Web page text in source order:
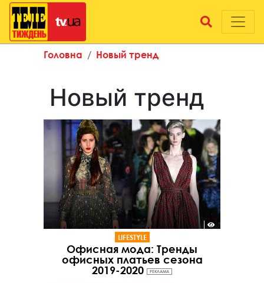
Головна Новый тренд
Новый тренд
LIFESTYLE
Офисная мода: Тренды
офисных платьев сезона
2019-2020
РЕКЛАМА